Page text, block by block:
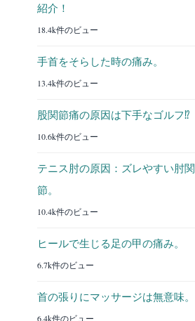
紹介！
18.4k件のビュー
手首をそらした時の痛み。
13.4k件のビュー
股関節痛の原因は下手なゴルフ⁉︎
10.6k件のビュー
テニス肘の原因：ズレやすい肘関
節。
10.4k件のビュー
ヒールで生じる足の甲の痛み。
6.7k件のビュー
首の張りにマッサージは無意味。
6.4k件のビュー